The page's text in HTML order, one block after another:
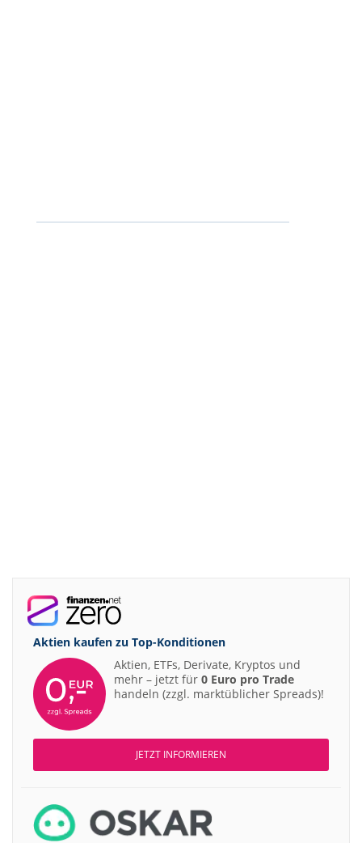
Aktien kaufen zu Top-Konditionen
Aktien, ETFs, Derivate, Kryptos und
mehr – jetzt für 0 Euro pro Trade
handeln (zzgl. marktüblicher Spreads)!
JETZT INFORMIEREN